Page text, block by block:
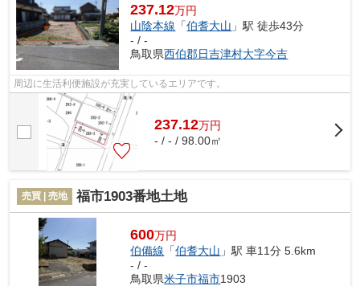
237.12万円
山陰本線 「伯耆大山 」駅 徒歩43分
- / -
鳥取県西伯郡日吉津村大字今吉
周辺に生活利便施設が充実しているエリアです。
237.12万円
- / - / 98.00㎡
売買 | 売地 福市1903番地土地
600万円
伯備線 「伯耆大山 」駅 車11分 5.6km
- / -
鳥取県米子市福市1903